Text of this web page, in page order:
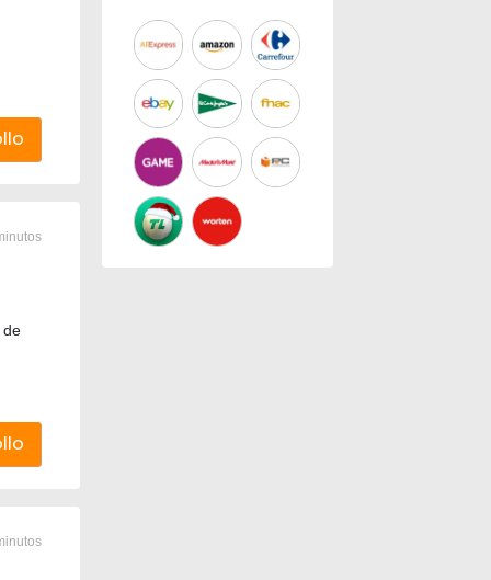
de